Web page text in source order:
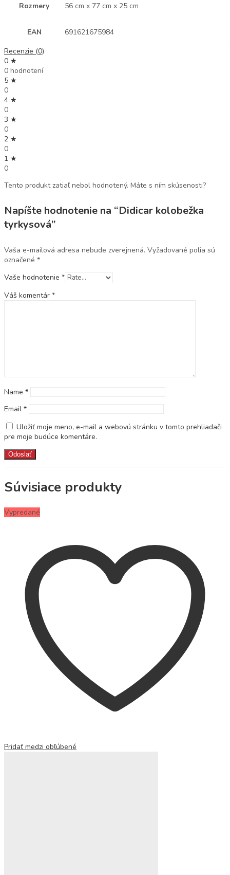
Rozmery 56 cm x 77 cm x 25 cm
EAN
691621675984
Recenzie (0)
0 ★
0 hodnotení
5 ★
0
4 ★
0
3 ★
0
2 ★
0
1 ★
0
Tento produkt zatiaľ nebol hodnotený. Máte s ním skúsenosti?
Napíšte hodnotenie na “Didicar kolobežka
tyrkysová”
Vaša e-mailová adresa nebude zverejnená. Vyžadované polia sú
označené *
Vaše hodnotenie *
Váš komentár *
Name *
Email *
Uložiť moje meno, e-mail a webovú stránku v tomto prehliadači
pre moje budúce komentáre.
Súvisiace produkty
Vypredané
Pridať medzi obľúbené